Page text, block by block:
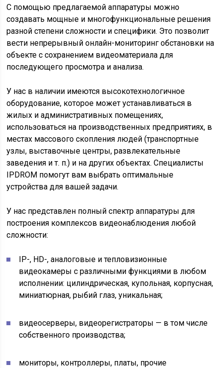
С помощью предлагаемой аппаратуры можно
создавать мощные и многофункциональные решения
разной степени сложности и специфики. Это позволит
вести непрерывный онлайн-мониторинг обстановки на
объекте с сохранением видеоматериала для
последующего просмотра и анализа.
У нас в наличии имеются высокотехнологичное
оборудование, которое может устанавливаться в
жилых и административных помещениях,
использоваться на производственных предприятиях, в
местах массового скопления людей (транспортные
узлы, выставочные центры, развлекательные
заведения и т. п.) и на других объектах. Специалисты
IPDROM помогут вам выбрать оптимальные
устройства для вашей задачи.
У нас представлен полный спектр аппаратуры для
построения комплексов видеонаблюдения любой
сложности:
IP-, HD-, аналоговые и тепловизионные
видеокамеры с различными функциями в любом
исполнении: цилиндрическая, купольная, корпусная,
миниатюрная, рыбий глаз, уникальная;
видеосерверы, видеорегистраторы — в том числе
собственного производства;
мониторы, контроллеры, платы, прочие